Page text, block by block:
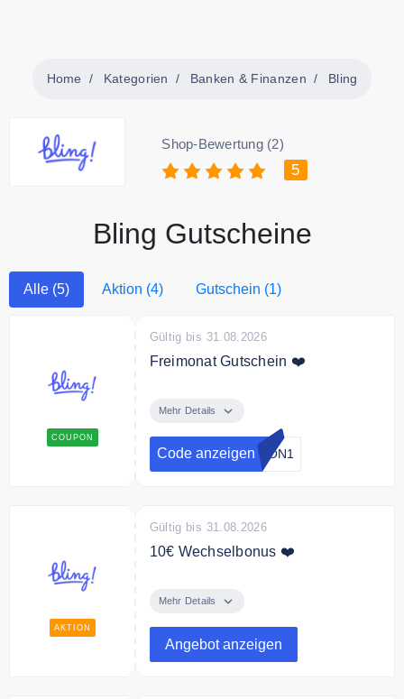
Home Kategorien Banken & Finanzen Bling
Shop-Bewertung (2)
5
Bling Gutscheine
Alle (5) Aktion (4) Gutschein (1)
COUPON
Gültig bis 31.08.2026
Freimonat Gutschein ❤️
umsonst, nur für Neukunden
Bedingungen
Nur für Neukunden, nur einmal
Mehr Details
Code anzeigen PON1
AKTION
Gültig bis 31.08.2026
10€ Wechselbonus ❤️
Bonus für Deinen Handytarif
Familienmitglied.
Mehr Details
Angebot anzeigen